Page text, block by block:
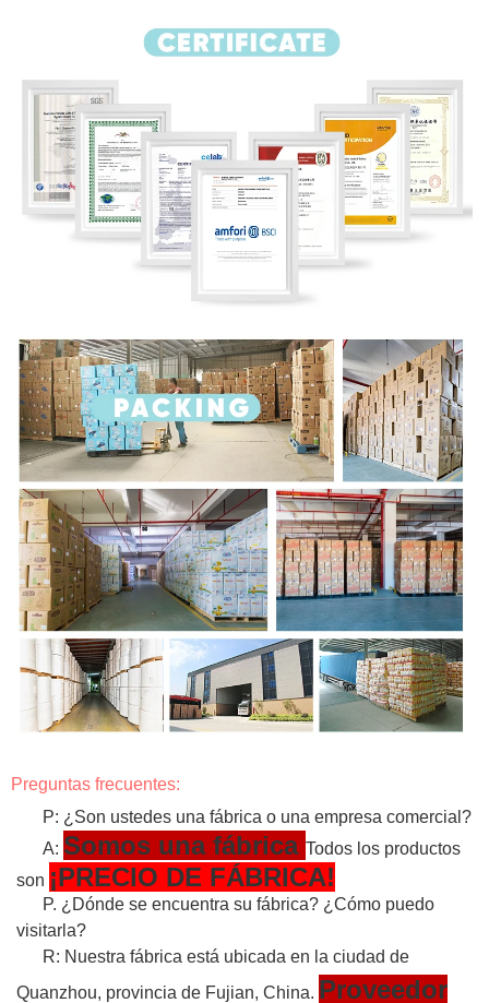
Preguntas frecuentes:
P: ¿Son ustedes una fábrica o una empresa comercial?
A: Somos una fábrica Todos los productos
son ¡PRECIO DE FÁBRICA!
P. ¿Dónde se encuentra su fábrica? ¿Cómo puedo
visitarla?
R: Nuestra fábrica está ubicada en la ciudad de
Quanzhou, provincia de Fujian, China. Proveedor